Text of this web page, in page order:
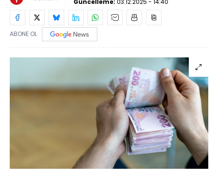
Güncelleme: 03.12.2025 - 14:40
ABONE OL